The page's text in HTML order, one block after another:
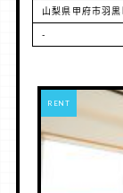
山梨県甲府市羽
-
RENT